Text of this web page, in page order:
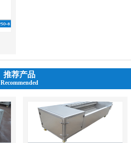
推荐产品
Recommended